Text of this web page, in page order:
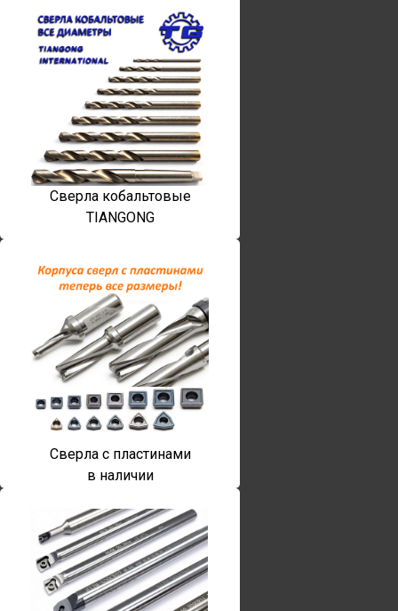
Сверла кобальтовые
TIANGONG
Сверла с пластинами
в наличии